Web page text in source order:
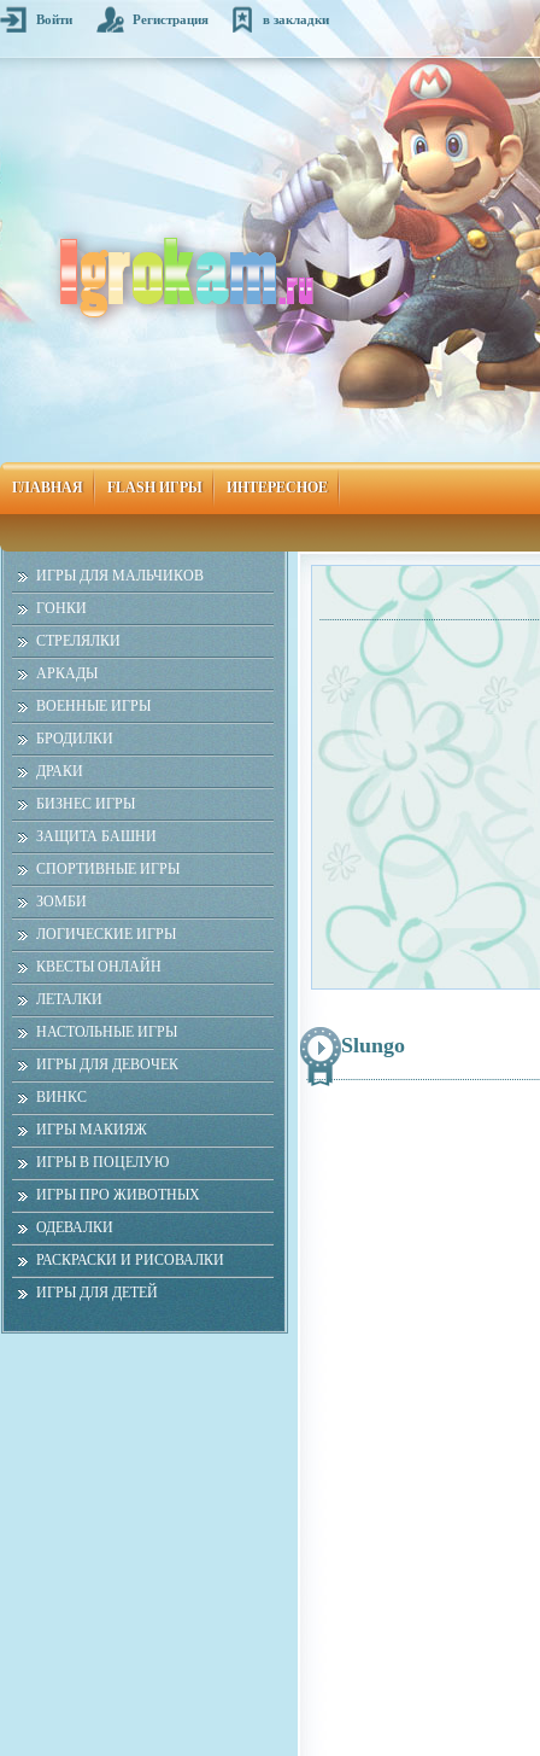
Войти Регистрация в закладки
ГЛАВНАЯ FLASH ИГРЫ ИНТЕРЕСНОЕ
ИГРЫ ДЛЯ МАЛЬЧИКОВ
ГОНКИ
СТРЕЛЯЛКИ
АРКАДЫ
ВОЕННЫЕ ИГРЫ
БРОДИЛКИ
ДРАКИ
БИЗНЕС ИГРЫ
ЗАЩИТА БАШНИ
СПОРТИВНЫЕ ИГРЫ
ЗОМБИ
ЛОГИЧЕСКИЕ ИГРЫ
КВЕСТЫ ОНЛАЙН
ЛЕТАЛКИ
НАСТОЛЬНЫЕ ИГРЫ
ИГРЫ ДЛЯ ДЕВОЧЕК
ВИНКС
ИГРЫ МАКИЯЖ
ИГРЫ В ПОЦЕЛУЮ
ИГРЫ ПРО ЖИВОТНЫХ
ОДЕВАЛКИ
РАСКРАСКИ И РИСОВАЛКИ
ИГРЫ ДЛЯ ДЕТЕЙ
Slungo